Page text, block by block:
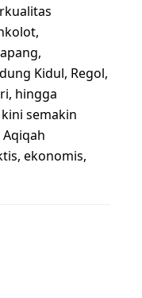
Kidul, Regol,
hingga
semakin
ekonomis,